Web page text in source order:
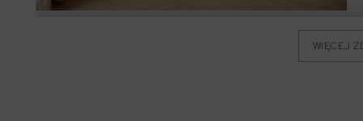
WIĘCEJ